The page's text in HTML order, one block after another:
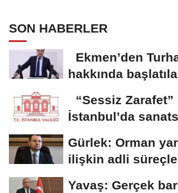
SON HABERLER
Ekmen’den
hakkında
“Sessiz
İstanbul’da
Gürlek: Orman
ilişkin adli
Yavaş: Gerçek